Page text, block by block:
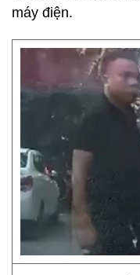
máy điện.